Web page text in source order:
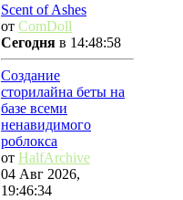
Scent of Ashes
от ComDoll
Сегодня в 14:48:58
Создание
сторилайна беты на
базе всеми
ненавидимого
роблокса
от HalfArchive
04 Авг 2026,
19:46:34